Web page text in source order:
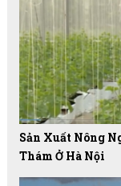
Sản Xuất Nông
Thám Ở Hà Nội